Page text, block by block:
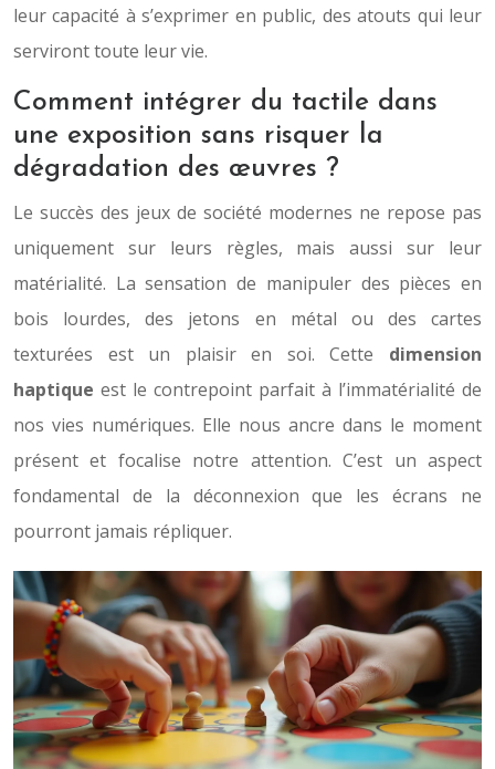
leur capacité à s’exprimer en public, des atouts qui leur
serviront toute leur vie.
Comment intégrer du tactile dans
une exposition sans risquer la
dégradation des œuvres ?
Le succès des jeux de société modernes ne repose pas
uniquement sur leurs règles, mais aussi sur leur
matérialité. La sensation de manipuler des pièces en
bois lourdes, des jetons en métal ou des cartes
texturées est un plaisir en soi. Cette dimension
haptique est le contrepoint parfait à l’immatérialité de
nos vies numériques. Elle nous ancre dans le moment
présent et focalise notre attention. C’est un aspect
fondamental de la déconnexion que les écrans ne
pourront jamais répliquer.